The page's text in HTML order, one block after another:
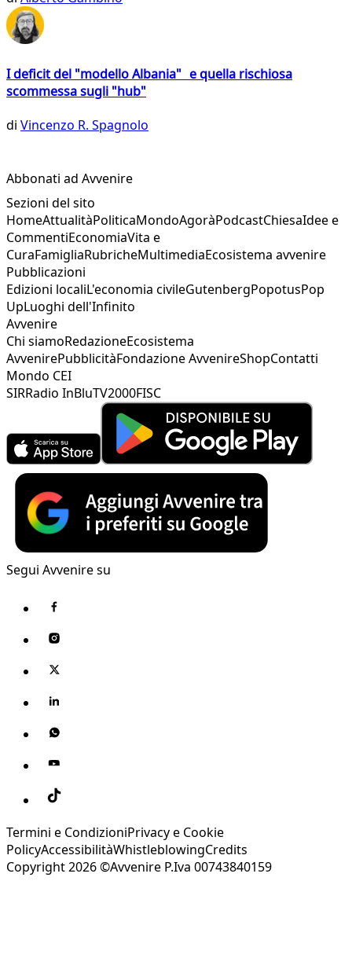
I deficit del "modello Albania" e quella rischiosa
scommessa sugli "hub"
di Vincenzo R. Spagnolo
Abbonati ad Avvenire
Sezioni del sito
HomeAttualitàPoliticaMondoAgoràPodcastChiesaIdee e
CommentiEconomiaVita e
CuraFamigliaRubricheMultimediaEcosistema avvenire
Pubblicazioni
Edizioni localiL'economia civileGutenbergPopotusPop
UpLuoghi dell'Infinito
Avvenire
Chi siamoRedazioneEcosistema
AvvenirePubblicitàFondazione AvvenireShopContatti
Mondo CEI
SIRRadio InBluTV2000FISC
Segui Avvenire su
Termini e CondizioniPrivacy e Cookie
PolicyAccessibilitàWhistleblowingCredits
Copyright 2026 ©Avvenire P.Iva 00743840159